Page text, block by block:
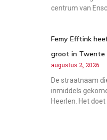
centrum van
Femy Efftink
groot in Twente
augustus 2, 2026
De straatnaam
inmiddels
Heerlen. Het